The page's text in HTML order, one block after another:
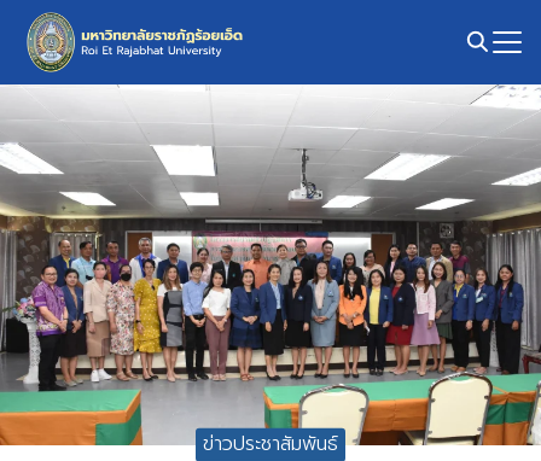
Skip
content
Search
for:
ข่าวประชาสัมพันธ์